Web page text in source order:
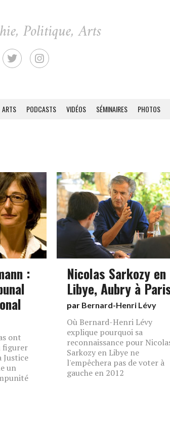
ARTS PODCASTS VIDÉOS SÉMINAIRES PHOTOS
:
ont
figurer
Justice
un
Nicolas Sarkozy en
Libye, Aubry à
par Bernard-Henri Lévy
Où Bernard-Henri Lévy
explique pourquoi sa
reconnaissance pour
Sarkozy en Libye ne
l'empêchera pas de voter à
gauche en 2012